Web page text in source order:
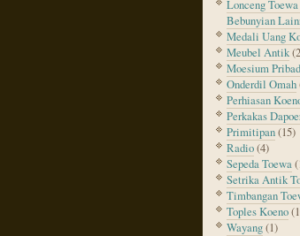
Lonceng
Bebunyian
Medali Uang
Meubel Antik
Moesium
Onderdil Omah
Perhiasan
Perkakas
Primitipan(15)
Radio(4)
Sepeda Toewa
Setrika Antik
Timbangan
Toples Koeno
Wayang(1)